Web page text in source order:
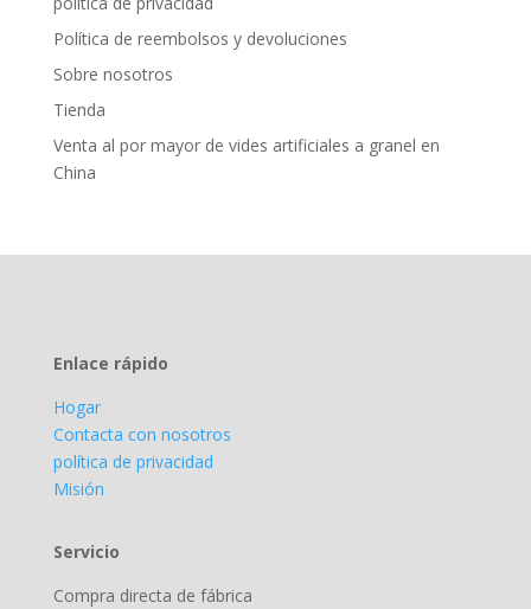
Política de reembolsos y devoluciones
Sobre nosotros
Tienda
Venta al por mayor de vides artificiales a granel en
China
Enlace rápido
Hogar
Contacta con nosotros
política de privacidad
Misión
Servicio
Compra directa de fábrica